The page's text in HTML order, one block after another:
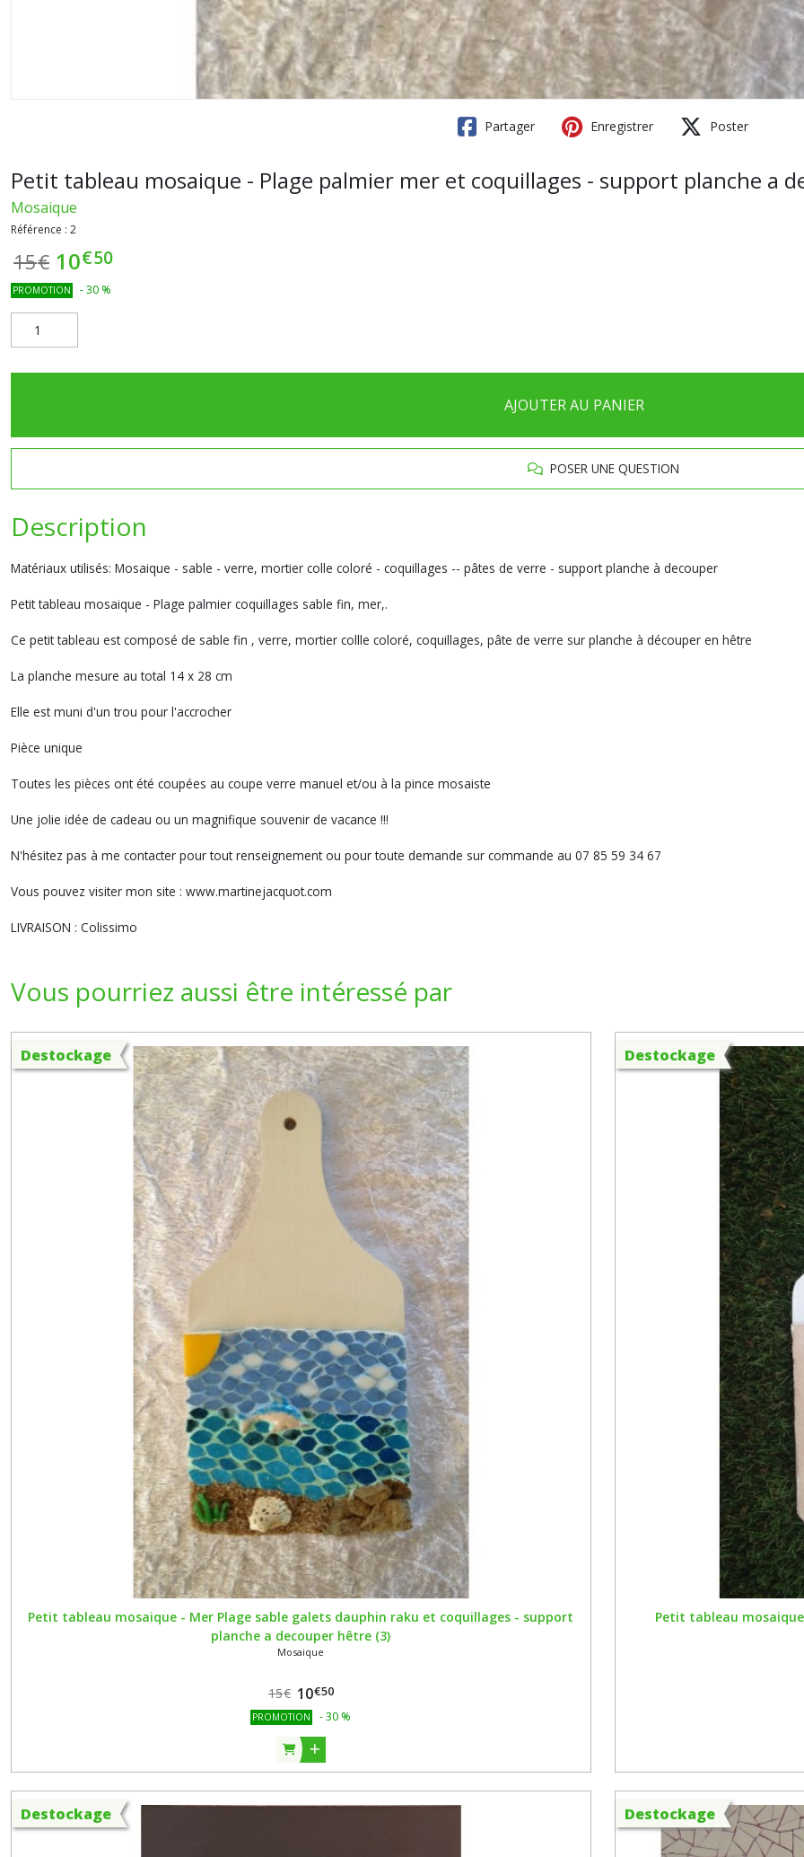
Partager Enregistrer Poster
Petit tableau mosaique - Plage palmier mer et coquillages - support planche a
Mosaique
Référence : 2
15€ 10€50
PROMOTION -30 %
AJOUTER AU PANIER
POSER UNE QUESTION
Description
Matériaux utilisés: Mosaique - sable - verre, mortier colle coloré - coquillages -- pâtes de verre - support planche à decouper
Petit tableau mosaique - Plage palmier coquillages sable fin, mer,.
Ce petit tableau est composé de sable fin , verre, mortier collle coloré, coquillages, pâte de verre sur planche à découper en hêtre
La planche mesure au total 14 x 28 cm
Elle est muni d'un trou pour l'accrocher
Pièce unique
Toutes les pièces ont été coupées au coupe verre manuel et/ou à la pince mosaiste
Une jolie idée de cadeau ou un magnifique souvenir de vacance !!!
N'hésitez pas à me contacter pour tout renseignement ou pour toute demande sur commande au 07 85 59 34 67
Vous pouvez visiter mon site : www.martinejacquot.com
LIVRAISON : Colissimo
Vous pourriez aussi être intéressé par
Destockage
Petit tableau mosaique - Mer Plage sable galets dauphin raku et coquillages - support
planche a decouper hêtre (3)
Mosaique
15€ 10€50
PROMOTION -30 %
Destockage
Petit tableau
Destockage Destockage